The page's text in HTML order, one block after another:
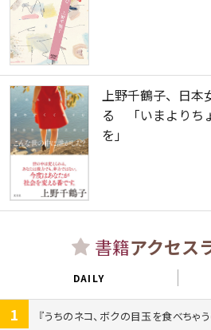
上野千鶴子、日
る 「いまよりち
を」
書籍アクセス
DAILY
1
うちのネコ、ボクの目玉を食べちゃ